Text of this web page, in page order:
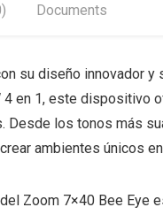
Documents
su diseño innovador
4 en 1, este dispositivo
Desde los tonos más
ambientes únicos
Zoom 7×40 Bee Eye